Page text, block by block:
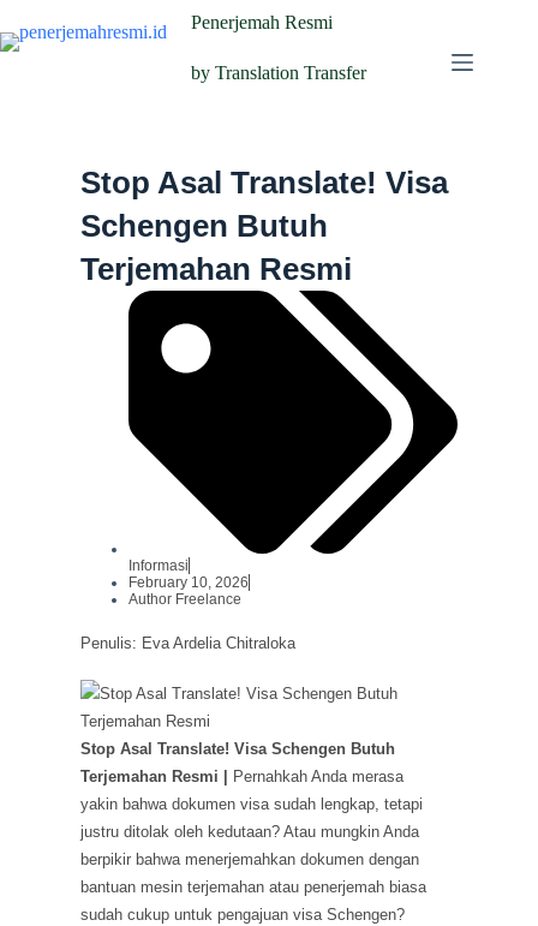
Penerjemah Resmi
by Translation Transfer
Stop Asal Translate! Visa
Schengen Butuh
Terjemahan Resmi
Informasi
February 10, 2026
Author Freelance
Penulis: Eva Ardelia Chitraloka
Stop Asal Translate! Visa Schengen Butuh
Terjemahan Resmi |
Pernahkah Anda merasa
yakin bahwa dokumen visa sudah lengkap, tetapi
justru ditolak oleh kedutaan? Atau mungkin Anda
berpikir bahwa menerjemahkan dokumen dengan
bantuan mesin terjemahan atau penerjemah biasa
sudah cukup untuk pengajuan visa Schengen?